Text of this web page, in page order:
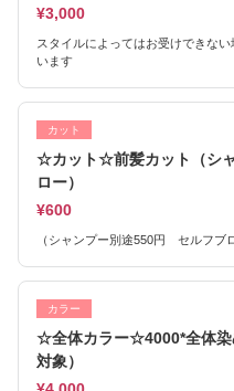
¥3,000
スタイルによってはお受けできな
います
カット
☆カット☆前髪カット（シ
ロー）
¥600
（シャンプー別途550円 セルフブ
カラー
☆全体カラー☆4000*全体染
対象）